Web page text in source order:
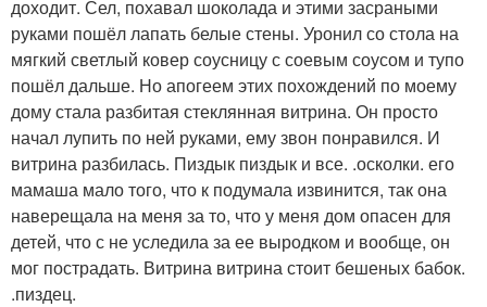
доходит. Сел, похавал шоколада и этими засраными
руками пошёл лапать белые стены. Уронил со стола на
мягкий светлый ковер соусницу с соевым соусом и тупо
пошёл дальше. Но апогеем этих похождений по моему
дому стала разбитая стеклянная витрина. Он просто
начал лупить по ней руками, ему звон понравился. И
витрина разбилась. Пиздык пиздык и все. .осколки. его
мамаша мало того, что к подумала извинится, так она
наверещала на меня за то, что у меня дом опасен для
детей, что с не уследила за ее выродком и вообще, он
мог пострадать. Витрина витрина стоит бешеных бабок.
.пиздец.